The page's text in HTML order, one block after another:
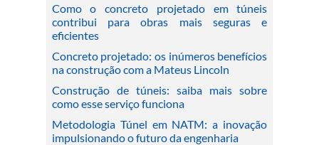
Como o concreto projetado em túneis
contribui para obras mais seguras e
eficientes
Concreto projetado: os inúmeros benefícios
na construção com a Mateus Lincoln
Construção de túneis: saiba mais sobre
como esse serviço funciona
Metodologia Túnel em NATM: a inovação
impulsionando o futuro da engenharia